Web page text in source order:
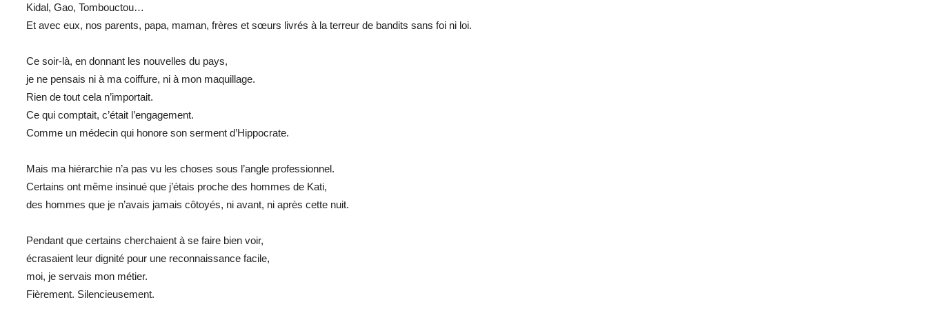
Kidal, Gao, Tombouctou…
Et avec eux, nos parents, papa, maman, frères et sœurs livrés à la terreur de bandits sans foi ni loi.
Ce soir-là, en donnant les nouvelles du pays,
je ne pensais ni à ma coiffure, ni à mon maquillage.
Rien de tout cela n’importait.
Ce qui comptait, c’était l’engagement.
Comme un médecin qui honore son serment d’Hippocrate.
Mais ma hiérarchie n’a pas vu les choses sous l’angle professionnel.
Certains ont même insinué que j’étais proche des hommes de Kati,
des hommes que je n’avais jamais côtoyés, ni avant, ni après cette nuit.
Pendant que certains cherchaient à se faire bien voir,
écrasaient leur dignité pour une reconnaissance facile,
moi, je servais mon métier.
Fièrement. Silencieusement.